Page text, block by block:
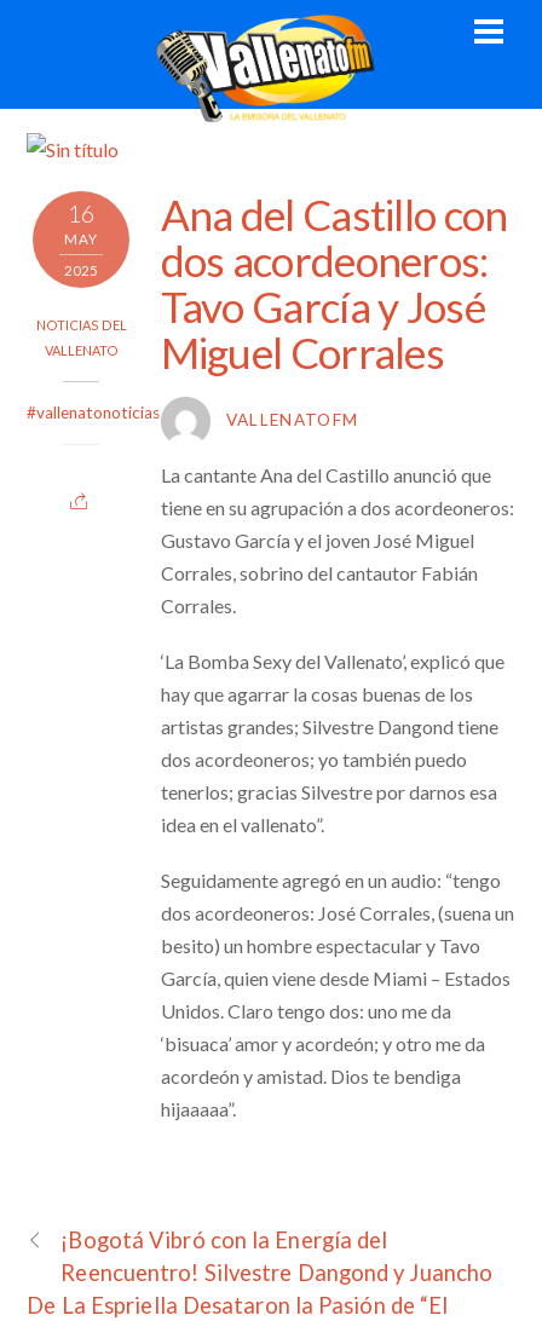
16
MAY
2025
NOTICIAS DEL
VALLENATO
#vallenatonoticias
Ana del Castillo con
dos acordeoneros:
Tavo García y José
Miguel Corrales
VALLENATOFM
La cantante Ana del Castillo anunció que
tiene en su agrupación a dos acordeoneros:
Gustavo García y el joven José Miguel
Corrales, sobrino del cantautor Fabián
Corrales.
‘La Bomba Sexy del Vallenato’, explicó que
hay que agarrar la cosas buenas de los
artistas grandes; Silvestre Dangond tiene
dos acordeoneros; yo también puedo
tenerlos; gracias Silvestre por darnos esa
idea en el vallenato”.
Seguidamente agregó en un audio: “tengo
dos acordeoneros: José Corrales, (suena un
besito) un hombre espectacular y Tavo
García, quien viene desde Miami – Estados
Unidos. Claro tengo dos: uno me da
‘bisuaca’ amor y acordeón; y otro me da
acordeón y amistad. Dios te bendiga
hijaaaaa”.
¡Bogotá Vibró con la Energía del
Reencuentro! Silvestre Dangond y Juancho
De La Espriella Desataron la Pasión de “El